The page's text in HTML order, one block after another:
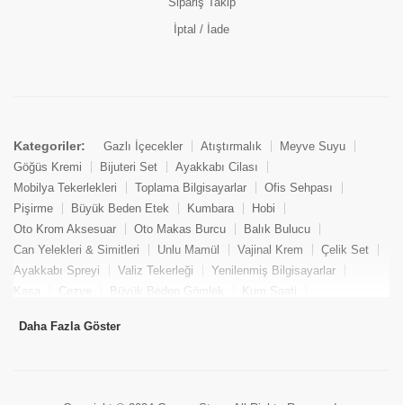
İptal / İade
Kategoriler: Gazlı İçecekler Atıştırmalık
Meyve Suyu
Göğüs Kremi
Bijuteri Set
Ayakkabı Cilası
Mobilya Tekerlekleri
Toplama Bilgisayarlar
Ofis Sehpası
Pişirme
Büyük Beden Etek Kumbara
Hobi
Oto Krom Aksesuar
Oto Makas Burcu
Balık Bulucu
Can Yelekleri & Simitleri
Unlu Mamül Vajinal Krem
Çelik Set
Ayakkabı Spreyi
Valiz Tekerleği
Yenilenmiş Bilgisayarlar
Kasa
Cezve Büyük Beden Gömlek
Kum Saati
Tekne Bağlama & Demirleme
Daha Fazla Göster